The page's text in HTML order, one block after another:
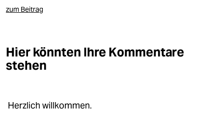
zum Beitrag
Hier könnten Ihre Kommentare
stehen
Herzlich willkommen.